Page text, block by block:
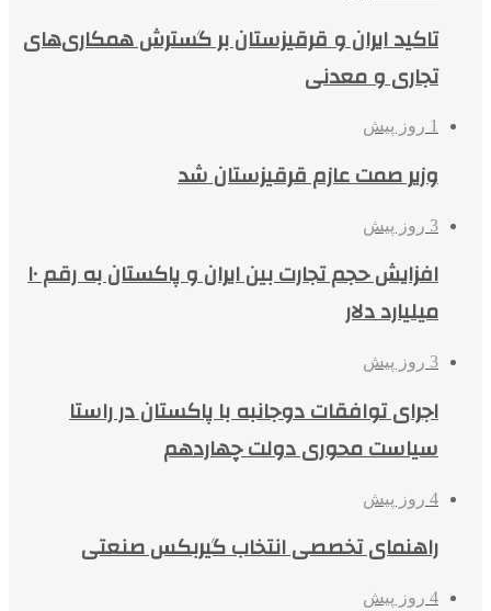
تاکید ایران و قرقیزستان بر گسترش همکاری‌های
تجاری و معدنی
1 روز پیش
وزیر صمت عازم قرقیزستان شد
3 روز پیش
افزایش حجم تجارت بین ایران و پاکستان به رقم ۱۰
میلیارد دلار
3 روز پیش
اجرای توافقات دوجانبه با پاکستان در راستا
سیاست محوری دولت چهاردهم
4 روز پیش
راهنمای تخصصی انتخاب گیربکس صنعتی
4 روز پیش